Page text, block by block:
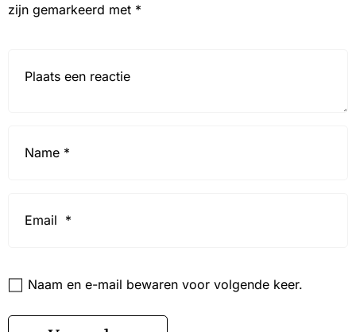
zijn gemarkeerd met *
Naam en e-mail bewaren voor volgende keer.